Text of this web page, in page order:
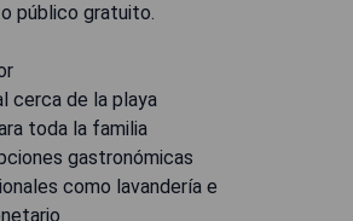
público gratuito.
cerca de la playa
toda la familia
gastronómicas
como lavandería e